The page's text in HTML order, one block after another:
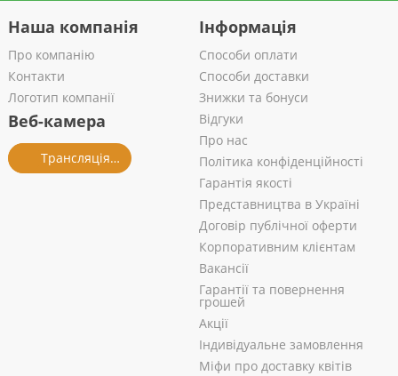
Наша компанія
Про компанію
Контакти
Логотип компанії
Веб-камера
Трансляція із салону
Інформація
Способи оплати
Способи доставки
Знижки та бонуси
Відгуки
Про нас
Політика конфіденційності
Гарантія якості
Представництва в Україні
Договір публічної оферти
Корпоративним клієнтам
Вакансії
Гарантії та повернення
грошей
Акції
Індивідуальне замовлення
Міфи про доставку квітів